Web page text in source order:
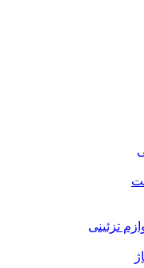
تزئینی